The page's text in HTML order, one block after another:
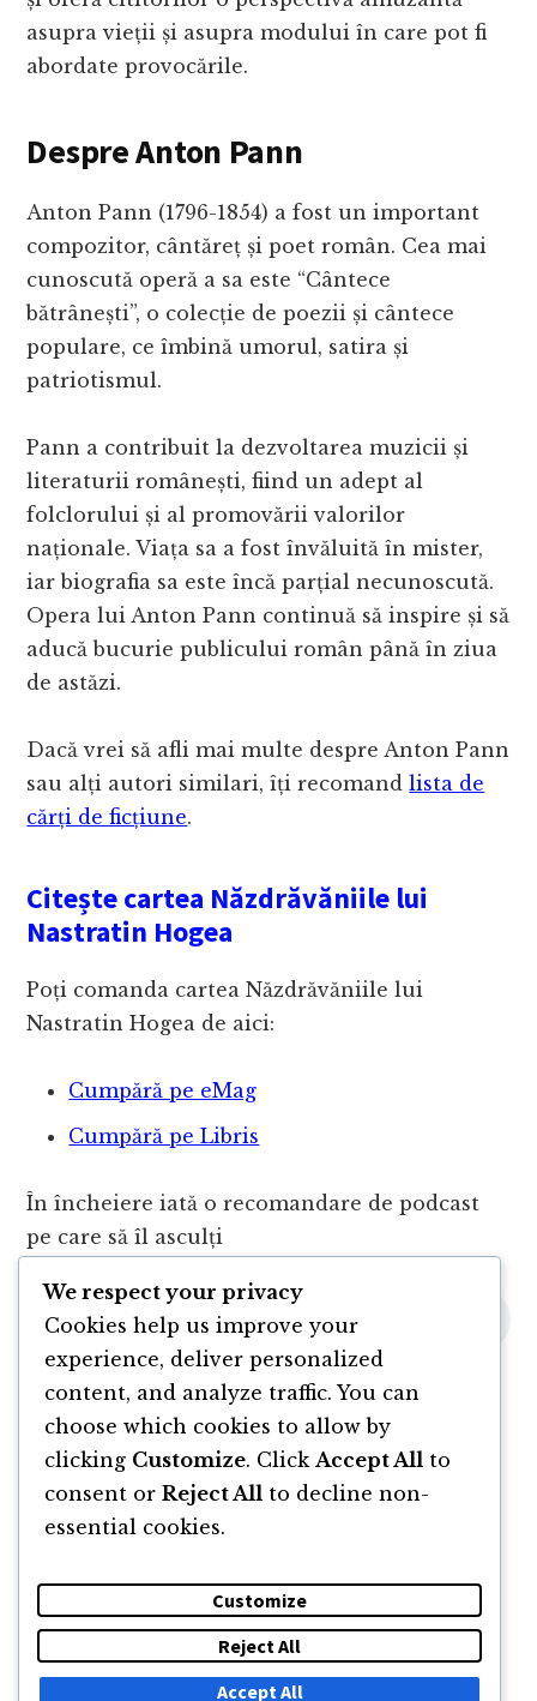
asupra vieții și asupra modului în care pot fi
abordate provocările.
Despre Anton Pann
Anton Pann (1796-1854) a fost un important
compozitor, cântăreț și poet român. Cea mai
cunoscută operă a sa este “Cântece
bătrânești”, o colecție de poezii și cântece
populare, ce îmbină umorul, satira și
patriotismul.
Pann a contribuit la dezvoltarea muzicii și
literaturii românești, fiind un adept al
folclorului și al promovării valorilor
naționale. Viața sa a fost învăluită în mister,
iar biografia sa este încă parțial necunoscută.
Opera lui Anton Pann continuă să inspire și să
aducă bucurie publicului român până în ziua
de astăzi.
Dacă vrei să afli mai multe despre Anton Pann
sau alți autori similari, îți recomandlista de
cărți de ficțiune.
Citește cartea Năzdrăvăniile lui
Nastratin Hogea
Poți comanda cartea Năzdrăvăniile lui
Nastratin Hogea de aici:
Cumpără pe eMag
Cumpără pe Libris
În încheiere iată o recomandare de podcast
pe care să îl asculți
DESPRE NEWSLETTER CĂUTARE CONTACT
We respect your privacy
Cookies help us improve your
experience, deliver personalized
content, and analyze traffic. You can
choose which cookies to allow by
clicking Customize. Click Accept All to
consent or Reject All to decline non-
essential cookies.
Customize
Reject All
Accept All